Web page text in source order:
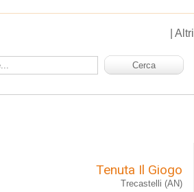
Altri
Tenuta Il Giogo
Trecastelli (AN)